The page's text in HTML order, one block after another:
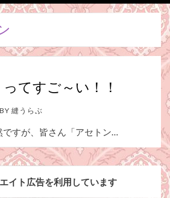
ってすご～い！！
BY 縫うらぶ
すが、皆さん「アセトン…
イト広告を利用しています